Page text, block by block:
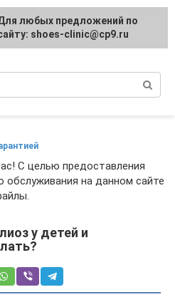
и
С целью предоставления
обслуживания на данном сайте
у детей и
любых предложений по
shoes-clinic@cp9.ru